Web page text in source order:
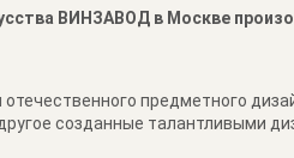
ВИНЗАВОД в Москве
предметного
созданные талантливыми